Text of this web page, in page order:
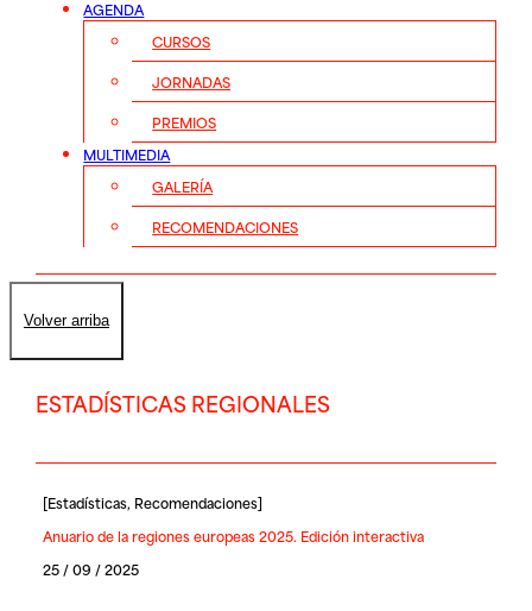
AGENDA
CURSOS
JORNADAS
PREMIOS
MULTIMEDIA
GALERÍA
RECOMENDACIONES
Volver arriba
ESTADÍSTICAS REGIONALES
[Estadísticas, Recomendaciones]
Anuario de la regiones europeas 2025. Edición interactiva
25 / 09 / 2025